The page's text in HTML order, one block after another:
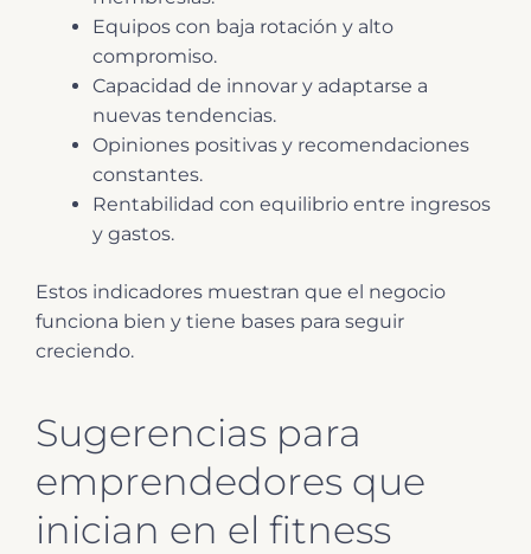
Equipos con baja rotación y alto
compromiso.
Capacidad de innovar y adaptarse a
nuevas tendencias.
Opiniones positivas y recomendaciones
constantes.
Rentabilidad con equilibrio entre ingresos
y gastos.
Estos indicadores muestran que el negocio
funciona bien y tiene bases para seguir
creciendo.
Sugerencias para
emprendedores que
inician en el fitness